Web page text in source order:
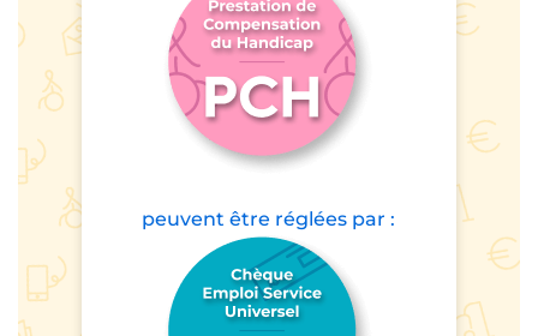
peuvent être réglées par :